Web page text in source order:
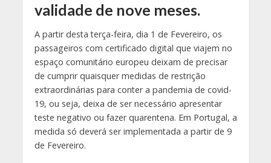
validade de nove meses.
A partir desta terça-feira, dia 1 de Fevereiro, os
passageiros com certificado digital que viajem no
espaço comunitário europeu deixam de precisar
de cumprir quaisquer medidas de restrição
extraordinárias para conter a pandemia de covid-
19, ou seja, deixa de ser necessário apresentar
teste negativo ou fazer quarentena. Em Portugal, a
medida só deverá ser implementada a partir de 9
de Fevereiro.